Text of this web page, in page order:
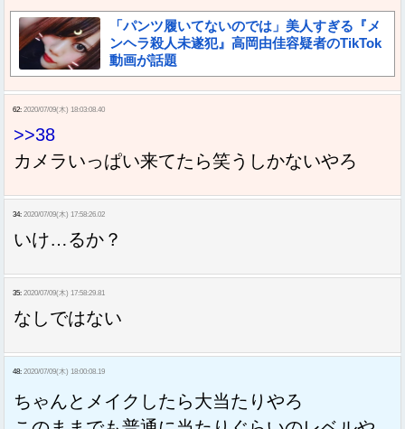
「パンツ履いてないのでは」美人すぎる『メ
ンヘラ殺人未遂犯』高岡由佳容疑者のTikTok
動画が話題
62: 2020/07/09(木) 18:03:08.40
>>38
カメラいっぱい来てたら笑うしかないやろ
34: 2020/07/09(木) 17:58:26.02
いけ…るか？
35: 2020/07/09(木) 17:58:29.81
なしではない
48: 2020/07/09(木) 18:00:08.19
ちゃんとメイクしたら大当たりやろ